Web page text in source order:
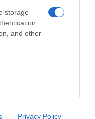
storage
and other
Privacy Policy
στοGoogle News
ειδήσεις